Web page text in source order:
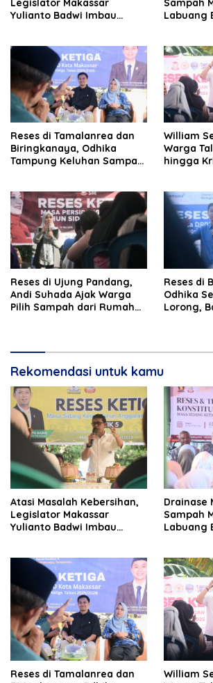
Legislator Makassar
Yulianto Badwi Imbau
Sampah
Labuang
Reses di Tamalanrea dan
Biringkanaya, Odhika
Tampung Keluhan Sampah
William
Warga
hingga
Reses di Ujung Pandang,
Andi Suhada Ajak Warga
Pilih Sampah dari Rumah
Reses di
Odhika
Lorong,
Rekomendasi untuk kamu
Atasi Masalah Kebersihan,
Legislator Makassar
Yulianto Badwi Imbau
Drainase
Sampah
Labuang
Reses di Tamalanrea dan
William